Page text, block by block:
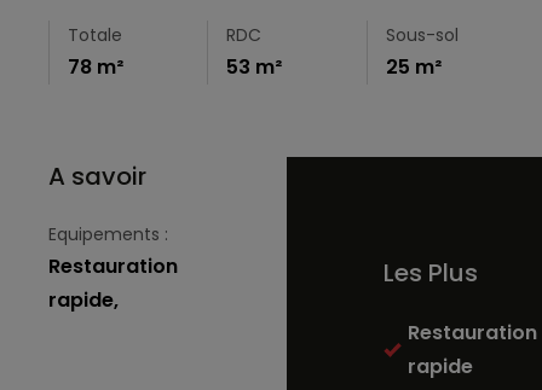
Totale
78 m²
RDC
53 m²
Sous-sol
25 m²
Les Plus
Restauration
rapide
A savoir
Equipements :
Restauration
rapide,